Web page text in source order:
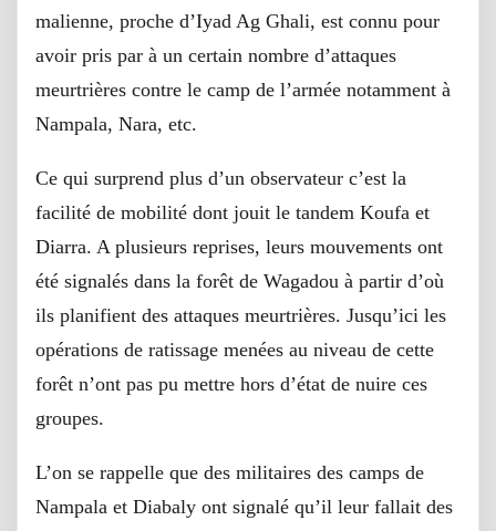
malienne, proche d’Iyad Ag Ghali, est connu pour
avoir pris par à un certain nombre d’attaques
meurtrières contre le camp de l’armée notamment à
Nampala, Nara, etc.
Ce qui surprend plus d’un observateur c’est la
facilité de mobilité dont jouit le tandem Koufa et
Diarra. A plusieurs reprises, leurs mouvements ont
été signalés dans la forêt de Wagadou à partir d’où
ils planifient des attaques meurtrières. Jusqu’ici les
opérations de ratissage menées au niveau de cette
forêt n’ont pas pu mettre hors d’état de nuire ces
groupes.
L’on se rappelle que des militaires des camps de
Nampala et Diabaly ont signalé qu’il leur fallait des